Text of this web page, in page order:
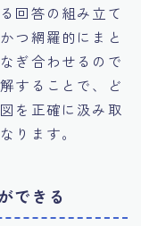
回答の組み立て
つ網羅的にまと
ぎ合わせるので
することで、ど
を正確に汲み取
ります。
できる